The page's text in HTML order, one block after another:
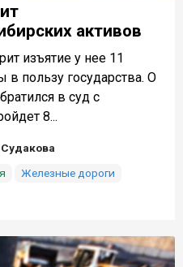
активов
изъятие у нее 11
в пользу государства. О
в суд с
8...
Железные дороги